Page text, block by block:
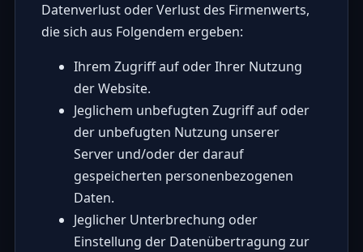
Datenverlust oder Verlust des Firmenwerts,
die sich aus Folgendem ergeben:
Ihrem Zugriff auf oder Ihrer Nutzung
der Website.
Jeglichem unbefugten Zugriff auf oder
der unbefugten Nutzung unserer
Server und/oder der darauf
gespeicherten personenbezogenen
Daten.
Jeglicher Unterbrechung oder
Einstellung der Datenübertragung zur